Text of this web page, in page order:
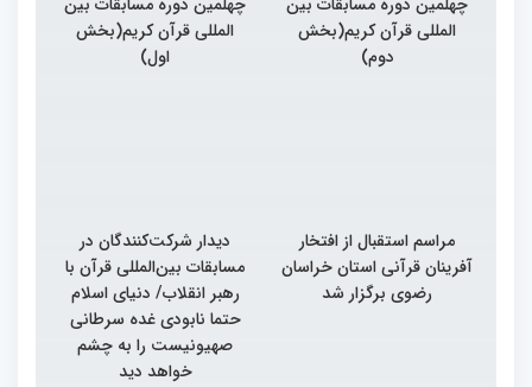
المللی قرآن کریم(بخش
دوم)
المللی قرآن کریم(بخش
اول)
مراسم استقبال از افتخار
آفرینان قرآنی استان خراسان
رضوی برگزار شد
دیدار شرکت‌کنندگان در
مسابقات بین‌المللی قرآن با
رهبر انقلاب/ دنیای اسلام
حتما نابودی غده سرطانی
صهیونیست را به چشم
خواهد دید